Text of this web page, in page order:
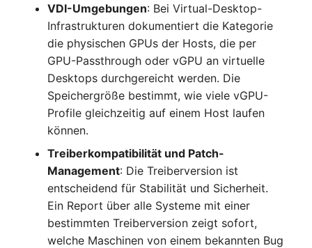
Release Notes 1.10
Release Notes 1.9
Release Notes 1.8
Changelogs 1.13.x
Changelogs 1.12.x
Changelogs 1.11.x
Changelogs 1.9.x
Changelogs 1.8.x
Changelogs 1.7.x
Kryptokarte
KVM-Switch
Layer-2-Netz
Layer-3-Netz
Leerrohr
Leitungsnetz
Switch Stacking
Variable Reports
VM provisionieren
(veraltet)
VIVA
VIVA2 (IT-
Grundschutz)
Workflow
VDI-Umgebungen: Bei Virtual-Desktop-
Infrastrukturen dokumentiert die Kategorie
die physischen GPUs der Hosts, die per
GPU-Passthrough oder vGPU an virtuelle
Desktops durchgereicht werden. Die
Speichergröße bestimmt, wie viele vGPU-
Profile gleichzeitig auf einem Host laufen
können.
Treiberkompatibilität und Patch-
Management: Die Treiberversion ist
entscheidend für Stabilität und Sicherheit.
Ein Report über alle Systeme mit einer
bestimmten Treiberversion zeigt sofort,
welche Maschinen von einem bekannten Bug